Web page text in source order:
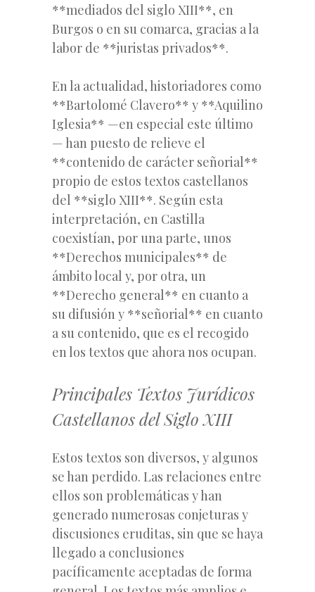
**mediados del siglo XIII**, en
Burgos o en su comarca, gracias a la
labor de **juristas privados**.
En la actualidad, historiadores como
**Bartolomé Clavero** y **Aquilino
Iglesia** —en especial este último
— han puesto de relieve el
**contenido de carácter señorial**
propio de estos textos castellanos
del **siglo XIII**. Según esta
interpretación, en Castilla
coexistían, por una parte, unos
**Derechos municipales** de
ámbito local y, por otra, un
**Derecho general** en cuanto a
su difusión y **señorial** en cuanto
a su contenido, que es el recogido
en los textos que ahora nos ocupan.
Principales Textos Jurídicos
Castellanos del Siglo XIII
Estos textos son diversos, y algunos
se han perdido. Las relaciones entre
ellos son problemáticas y han
generado numerosas conjeturas y
discusiones eruditas, sin que se haya
llegado a conclusiones
pacíficamente aceptadas de forma